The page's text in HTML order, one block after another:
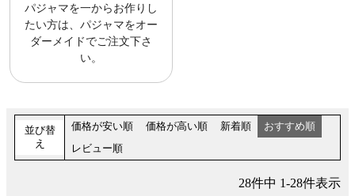
パジャマを一からお作りし
たい方は、パジャマをオー
ダーメイドでご注文下さ
い。
並び替
え
価格が安い順 価格が高い順 新着順
おすすめ順
レビュー順
28件中 1-28件表示